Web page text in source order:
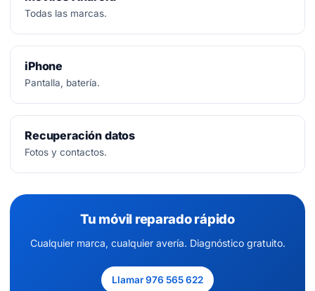
Todas las marcas.
iPhone
Pantalla, batería.
Recuperación datos
Fotos y contactos.
Tu móvil reparado rápido
Cualquier marca, cualquier avería. Diagnóstico gratuito.
Llamar 976 565 622